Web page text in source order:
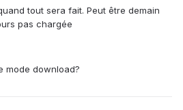
tout sera fait. Peut être demain
pas chargée
mode download?